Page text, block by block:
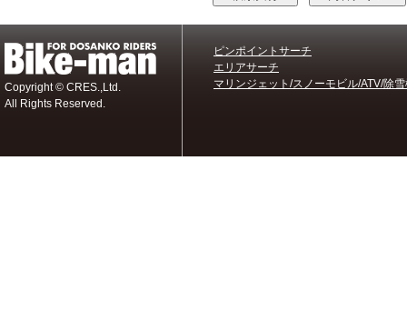
Copyright © CRES.,Ltd.
All Rights Reserved.
ピンポイントサーチ
エリアサーチ
マリンジェット/スノーモビル/ATV/除